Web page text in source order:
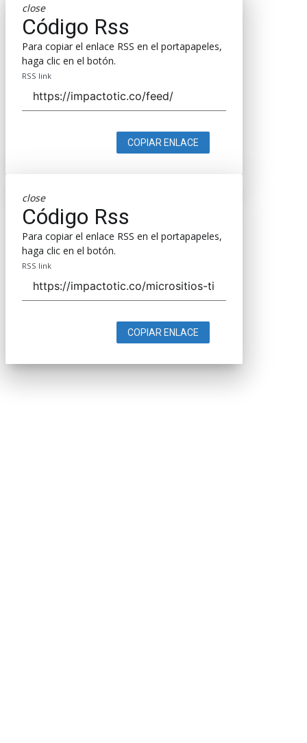
close
Código Rss
Para copiar el enlace RSS en el portapapeles,
haga clic en el botón.
RSS link
COPIAR ENLACE
close
Código Rss
Para copiar el enlace RSS en el portapapeles,
haga clic en el botón.
RSS link
COPIAR ENLACE